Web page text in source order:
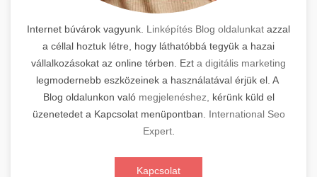
Internet búvárok vagyunk. Linképítés Blog oldalunkat azzal
a céllal hoztuk létre, hogy láthatóbbá tegyük a hazai
vállalkozásokat az online térben. Ezt a digitális marketing
legmodernebb eszközeinek a használatával érjük el. A
Blog oldalunkon való megjelenéshez,
kérünk küld el
üzenetedet a Kapcsolat menüpontban. International Seo
Expert.
Kapcsolat